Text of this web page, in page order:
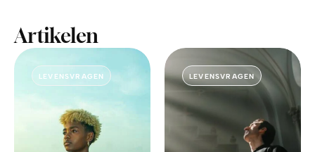
Artikelen
LEVENSVRAGEN LEVENSVRAGEN